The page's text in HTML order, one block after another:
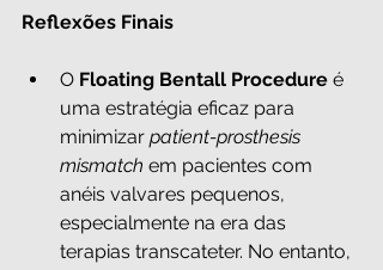
Reflexões Finais
O Floating Bentall Procedure é
uma estratégia eficaz para
minimizar patient-prosthesis
mismatch em pacientes com
anéis valvares pequenos,
especialmente na era das
terapias transcateter. No entanto,